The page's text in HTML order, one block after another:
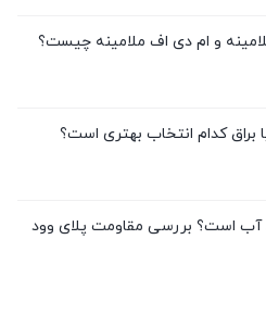
و ام دی اف ملامینه چیست؟
کدام انتخاب بهتری است؟
آب است؟ بررسی مقاومت پلای وود